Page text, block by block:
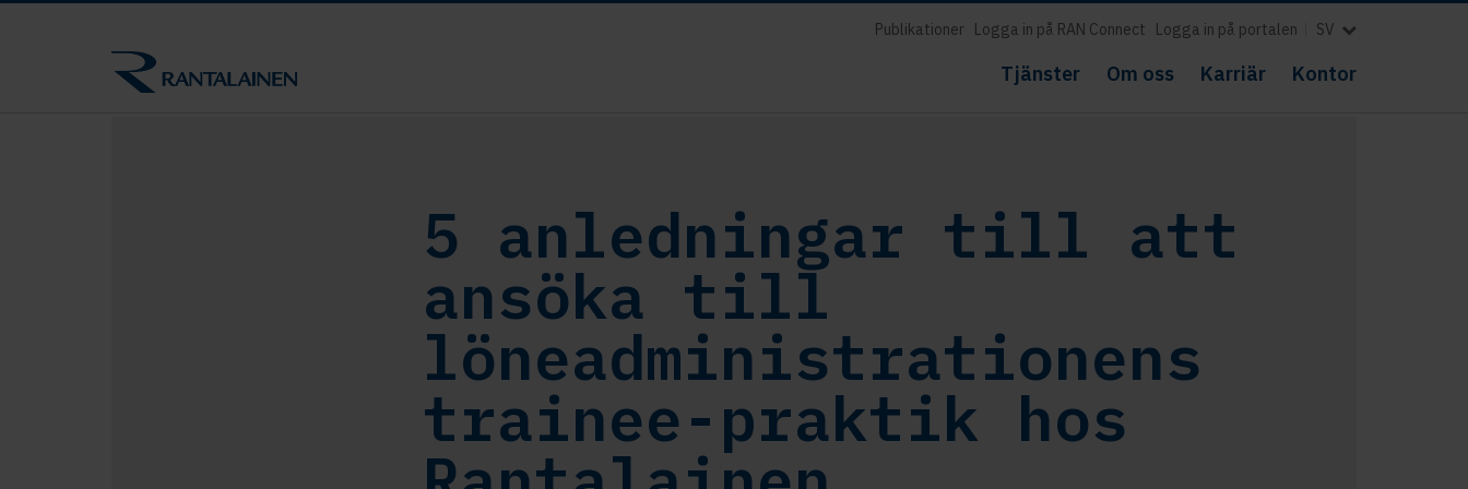
Tjänster Om oss Karriär Kontor
Publikationer Logga in på RAN Connect Logga in på portalen SV
5 anledningar till att
ansöka till
löneadministrationens
trainee-praktik hos